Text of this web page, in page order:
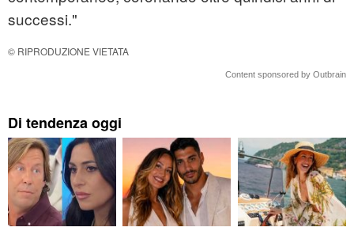
successi."
© RIPRODUZIONE VIETATA
Content sponsored by Outbrain
Di tendenza oggi